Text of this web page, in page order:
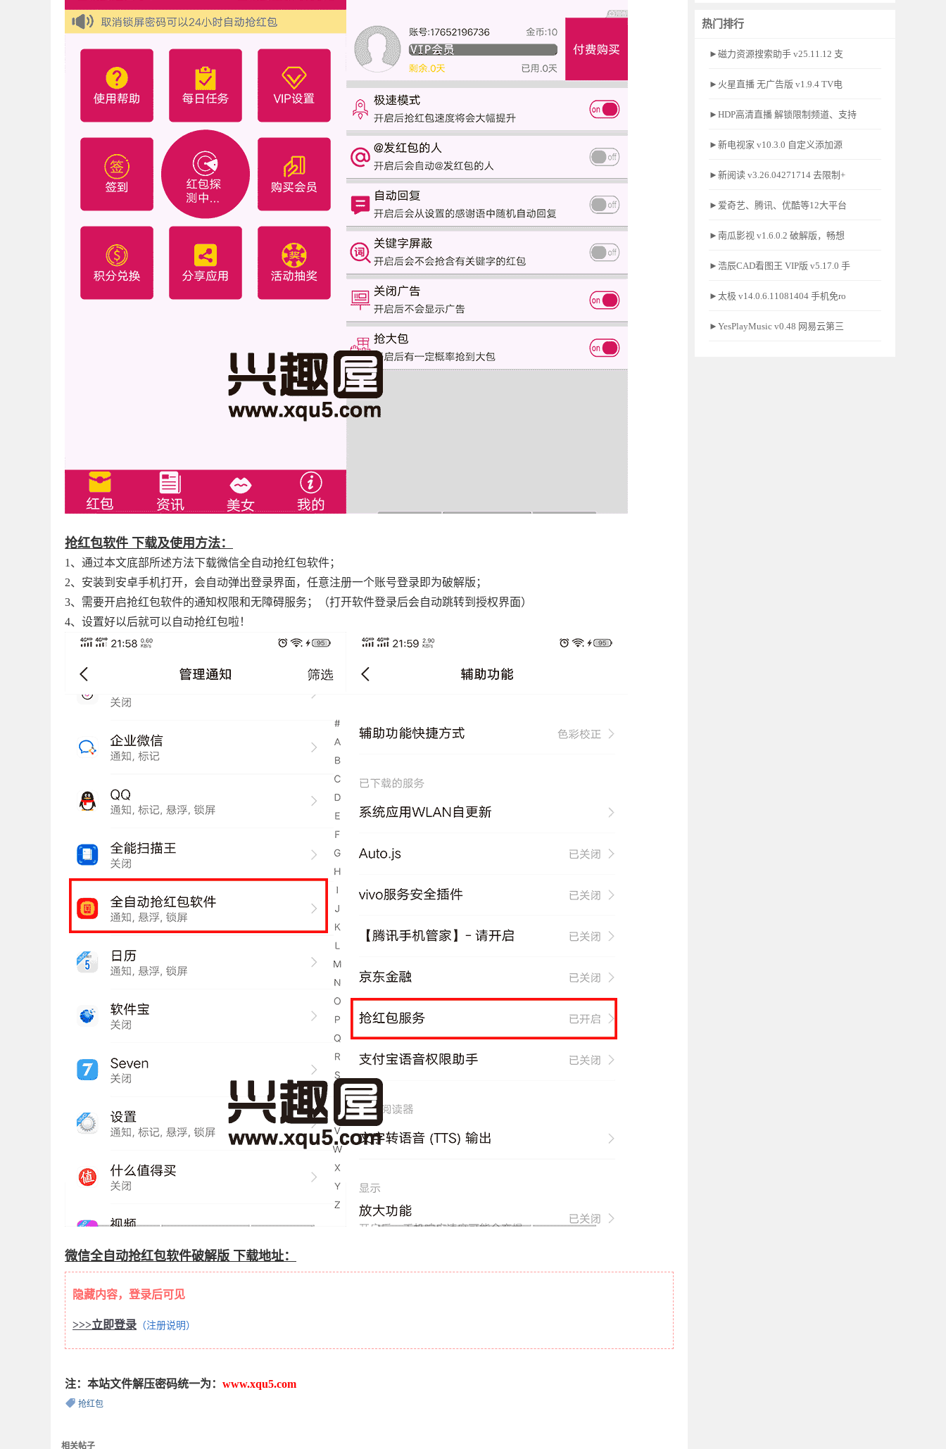
热门排行
►磁力资源搜索助手 v25.11.12 支
►火星直播 无广告版 v1.9.4 TV电
►HDP高清直播 解锁限制频道、支持
►新电视家 v10.3.0 自定义添加源
►新阅读 v3.26.04271714 去限制+
►爱奇艺、腾讯、优酷等12大平台
►南瓜影视 v1.6.0.2 破解版，畅想
►浩辰CAD看图王 VIP版 v5.17.0 手
►太极 v14.0.6.11081404 手机免ro
►YesPlayMusic v0.48 网易云第三
抢红包软件 下载及使用方法：
1、通过本文底部所述方法下载微信全自动抢红包软件；
2、安装到安卓手机打开，会自动弹出登录界面，任意注册一个账号登录即为破解版；
3、需要开启抢红包软件的通知权限和无障碍服务；（打开软件登录后会自动跳转到授权界面）
4、设置好以后就可以自动抢红包啦！
微信全自动抢红包软件破解版 下载地址：
隐藏内容，登录后可见
>>>立即登录 （注册说明）
注：本站文件解压密码统一为： www.xqu5.com
抢红包
相关帖子